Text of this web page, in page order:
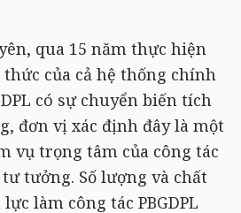
qua 15 năm thực hiện
của cả hệ thống chính
có sự chuyển biến tích
đơn vị xác định đây là một
vụ trọng tâm của công tác
tưởng. Số lượng và chất
làm công tác PBGDPL